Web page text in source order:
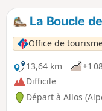
La Boucle
Office de
13,64 km
+1
Difficile
Départ à Allos